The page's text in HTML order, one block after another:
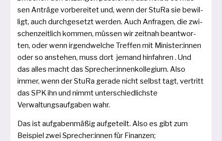
sen Anträge vor­be­rei­tet und, wenn der StuRa sie bewil­
ligt, auch durch­ge­setzt wer­den. Auch Anfragen, die zwi­
schen­zeit­lich kom­men, müs­sen wir zeit­nah beant­wor­
ten, oder wenn irgend­wel­che Treffen mit Minister:innen
oder so anste­hen, muss dort jemand hin­fah­ren . Und
das alles macht das Sprecher:innenkollegium. Also
immer, wenn der StuRa gera­de nicht selbst tagt, ver­tritt
das SPK ihn und nimmt unter­schied­lichs­te
Verwaltungsaufgaben wahr.
Das ist auf­ga­ben­mä­ßig auf­ge­teilt. Also es gibt zum
Beispiel zwei Sprecher:innen für Finanzen;